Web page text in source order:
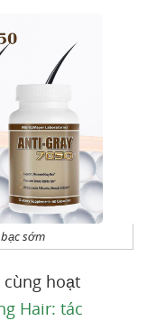
sớm
cùng hoạt
Hair: tác